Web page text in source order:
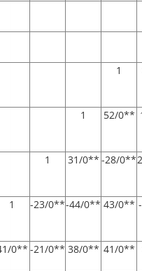
1
**52/0
1
**28/0-
**31/0
1
**43/0
**44/0-
**23/0-
1
**41/0
**38/0
**21/0-
**41/0